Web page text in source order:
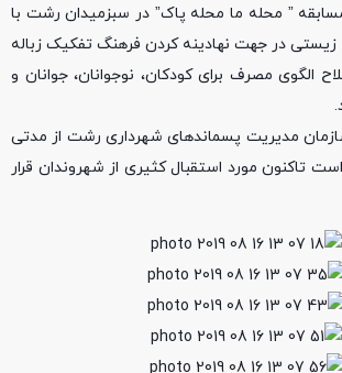
” محله ما محله پاک” در سبزمیدان رشت با
در جهت نهادینه کردن فرهنگ تفکیک زباله
الگوی مصرف برای کودکان، نوجوانان، جوانان و
مدیریت پسماندهای شهرداری رشت از مدتی
تاکنون مورد استقبال کثیری از شهروندان قرار